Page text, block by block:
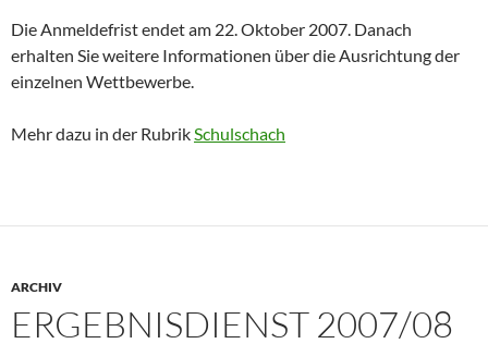
Die Anmeldefrist endet am 22. Oktober 2007. Danach
erhalten Sie weitere Informationen über die Ausrichtung der
einzelnen Wettbewerbe.
Mehr dazu in der Rubrik Schulschach
ARCHIV
ERGEBNISDIENST 2007/08